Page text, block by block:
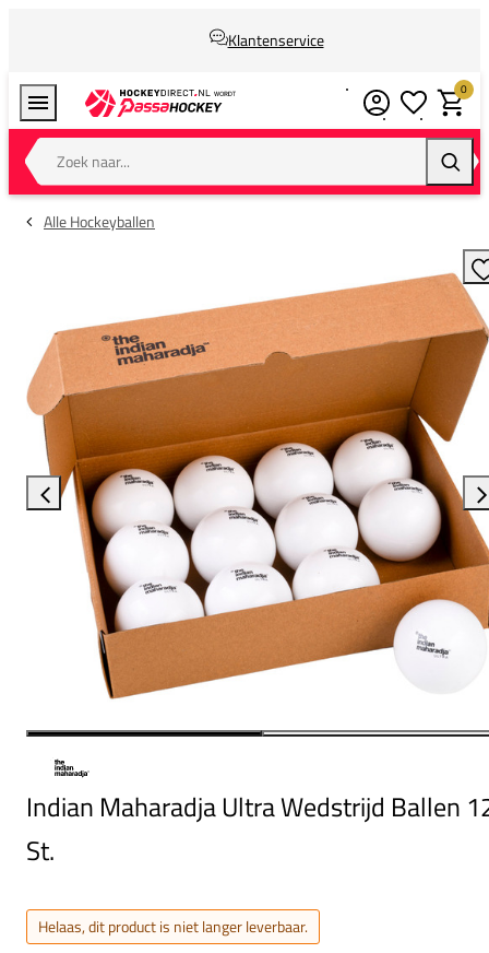
Klantenservice
Zoek naar...
0
Alle Hockeyballen
Indian Maharadja Ultra Wedstrijd Ballen
St.
Helaas, dit product is niet langer leverbaar.